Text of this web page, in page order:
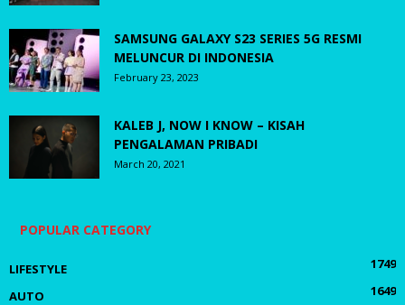
SAMSUNG GALAXY S23 SERIES 5G RESMI
MELUNCUR DI INDONESIA
February 23, 2023
KALEB J, NOW I KNOW – KISAH
PENGALAMAN PRIBADI
March 20, 2021
POPULAR CATEGORY
LIFESTYLE
1749
AUTO
1649